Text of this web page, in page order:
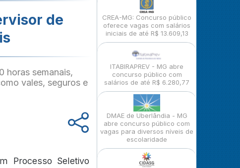
de
horas semanais,
vales, seguros e
Processo Seletivo
CREA-MG: Concurso público
oferece vagas com salários
iniciais de até R$ 13.609,13
ITABIRAPREV - MG abre
concurso público com
salários de até R$ 6.280,77
DMAE de Uberlândia - MG
abre concurso público com
vagas para diversos níveis de
escolaridade